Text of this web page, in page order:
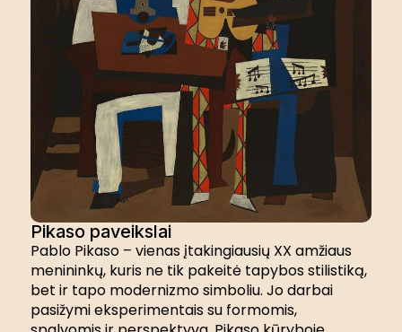
Pikaso paveikslai
Pablo Pikaso – vienas įtakingiausių XX amžiaus
menininkų, kuris ne tik pakeitė tapybos stilistiką,
bet ir tapo modernizmo simboliu. Jo darbai
pasižymi eksperimentais su formomis,